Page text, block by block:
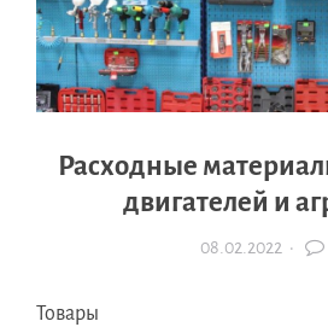
Расходные
двигателей и
08.02.2022·
Товары